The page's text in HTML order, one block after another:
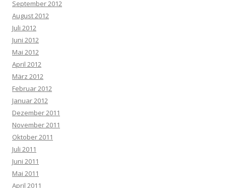
September 2012
August 2012
Juli 2012
Juni 2012
Mai 2012
April 2012
März 2012
Februar 2012
Januar 2012
Dezember 2011
November 2011
Oktober 2011
Juli 2011
Juni 2011
Mai 2011
April 2011